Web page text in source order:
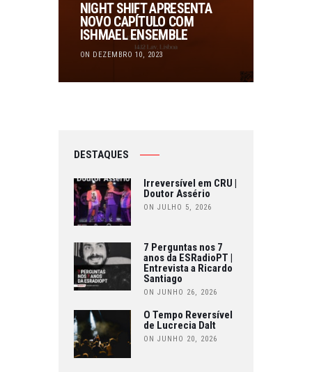
NIGHT SHIFT APRESENTA
NOVO CAPÍTULO COM
ISHMAEL ENSEMBLE
ON DEZEMBRO 10, 2023
DESTAQUES
Irreversível em CRU |
Doutor Assério
ON JULHO 5, 2026
7 Perguntas nos 7
anos da ESRadioPT |
Entrevista a Ricardo
Santiago
ON JUNHO 26, 2026
O Tempo Reversível
de Lucrecia Dalt
ON JUNHO 20, 2026